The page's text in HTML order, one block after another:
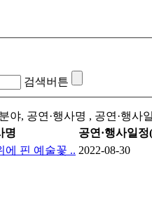
검색버튼
야, 공연·행사명 , 공연·행
명
공연·행사일
에 핀 예술꽃 .. 2022-08-30